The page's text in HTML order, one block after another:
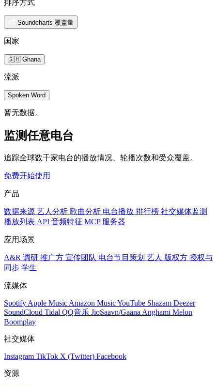
排序方式
Soundcharts 覆盖量
国家
🇬🇭 Ghana
流派
Spoken Word
暂无数据。
监测任意电台
追踪全球数千家电台的播放情况、轮播次数和受众覆盖。
免费开始使用
产品
数据来源 艺人分析 歌曲分析 电台播放 排行榜 社交媒体监测
播放列表 API 音频特征 MCP 服务器
应用场景
A&R 调研 推广方 宣传团队 电台节目策划 艺人 版权方 授权与
同步 学生
流媒体
Spotify Apple Music Amazon MusicYouTube Shazam Deezer
SoundCloud Tidal QQ音乐 JioSaavn/Gaana Anghami Melon
Boomplay
社交媒体
Instagram TikTok X (Twitter) Facebook
资源